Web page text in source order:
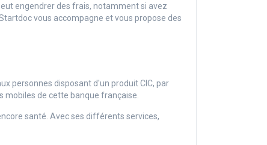
engendrer des frais, notamment si avez
vous accompagne et vous propose des
personnes disposant d'un produit CIC, par
mobiles de cette banque française.
santé. Avec ses différents services,